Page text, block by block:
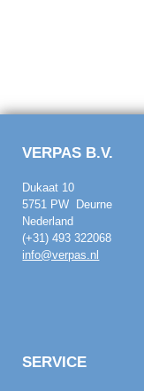
VERPAS B.V.
Dukaat 10
5751 PW Deurne
Nederland
(+31) 493 322068
info@verpas.nl
SERVICE